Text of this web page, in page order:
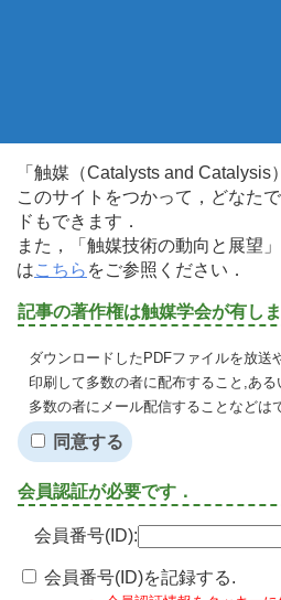
「触媒（Catalysts and
このサイトをつかって，どなた
ドもできます．
また，「触媒技術の動向と展望
はこちら をご参照ください．
記事の著作権は触媒学会が有しま
ダウンロードしたPDFファイルを放
印刷して多数の者に配布すること,ある
多数の者にメール配信することなどは
同意する
会員認証が必要です．
会員番号(ID):
会員番号(ID)を記録する.